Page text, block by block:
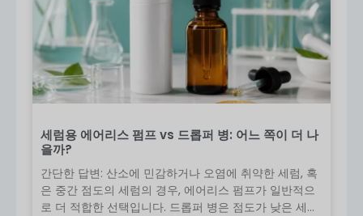
질문: 주문을 받는 데 얼마나 걸리나요?
A: 일반적인 제작 시간은 다음과 같습니다.20-35일, 주
문 규모와 맞춤 설정에 따라 다릅니다. 긴급한 주문의 경
우 긴급 생산이 가능합니다. 구체적인 일정은 문의해 주
세요.
질문: 크림 튜브에는 어떤 장식 옵션을 사용할 수 있나요?
A: 다음과 같은 다양한 장식 방법을 제공합니다.
쇄,핫 스탬핑, 호일 스탬핑, 및 친환경 라벨링. 이러한 옵
션을 사용하면 크림 튜브를 맞춤 설정하고 브랜드 이미
지를 향상시킬 수 있습니다.
세럼용 에어리스 펌프 vs 드롭퍼 병: 어느 쪽이 더 나
을까?
간단한 답변: 산소에 민감하거나 오염에 취약한 세럼, 혹
은 중간 점도의 세럼의 경우, 에어리스 펌프가 일반적으
로 더 적합한 선택입니다. 드롭퍼 병은 점도가 낮은 세럼